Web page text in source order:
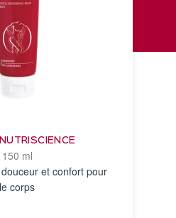
150 ml
et confort pour
le corps